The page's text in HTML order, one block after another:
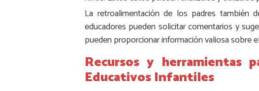
La retroalimentación de los padres también
educadores pueden solicitar comentarios y
pueden proporcionar información valiosa sobre
Recursos y herramientas
Educativos Infantiles